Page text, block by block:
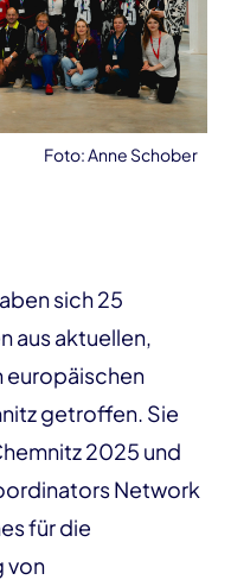
Foto: Anne Schober
sich 25
aus aktuellen,
europäischen
getroffen. Sie
2025 und
Network
für die
von